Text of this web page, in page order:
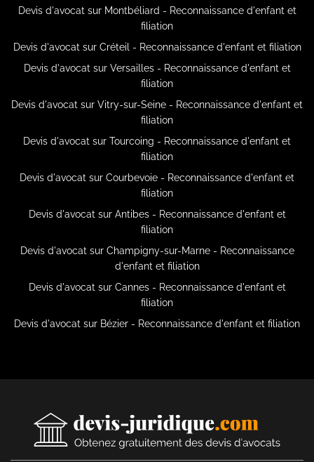
Devis d'avocat sur Montbéliard - Reconnaissance d'enfant et
filiation
Devis d'avocat sur Créteil - Reconnaissance d'enfant et filiation
Devis d'avocat sur Versailles - Reconnaissance d'enfant et
filiation
Devis d'avocat sur Vitry-sur-Seine - Reconnaissance d'enfant et
filiation
Devis d'avocat sur Tourcoing - Reconnaissance d'enfant et
filiation
Devis d'avocat sur Courbevoie - Reconnaissance d'enfant et
filiation
Devis d'avocat sur Antibes - Reconnaissance d'enfant et
filiation
Devis d'avocat sur Champigny-sur-Marne - Reconnaissance
d'enfant et filiation
Devis d'avocat sur Cannes - Reconnaissance d'enfant et
filiation
Devis d'avocat sur Bézier - Reconnaissance d'enfant et filiation